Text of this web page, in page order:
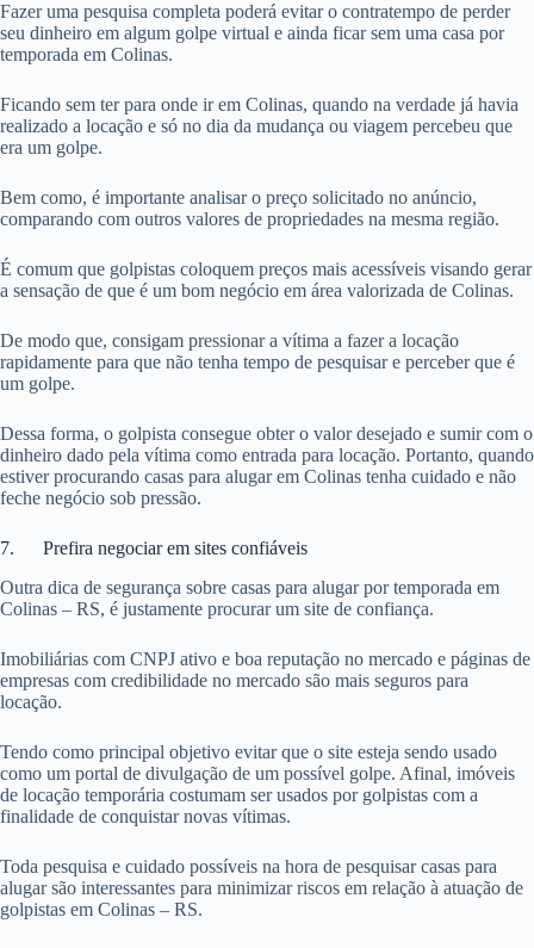
Fazer uma pesquisa completa poderá evitar o contratempo de perder
seu dinheiro em algum golpe virtual e ainda ficar sem uma casa por
temporada em Colinas.
Ficando sem ter para onde ir em Colinas, quando na verdade já havia
realizado a locação e só no dia da mudança ou viagem percebeu que
era um golpe.
Bem como, é importante analisar o preço solicitado no anúncio,
comparando com outros valores de propriedades na mesma região.
É comum que golpistas coloquem preços mais acessíveis visando gerar
a sensação de que é um bom negócio em área valorizada de Colinas.
De modo que, consigam pressionar a vítima a fazer a locação
rapidamente para que não tenha tempo de pesquisar e perceber que é
um golpe.
Dessa forma, o golpista consegue obter o valor desejado e sumir com o
dinheiro dado pela vítima como entrada para locação. Portanto, quando
estiver procurando casas para alugar em Colinas tenha cuidado e não
feche negócio sob pressão.
7. Prefira negociar em sites confiáveis
Outra dica de segurança sobre casas para alugar por temporada em
Colinas – RS, é justamente procurar um site de confiança.
Imobiliárias com CNPJ ativo e boa reputação no mercado e páginas de
empresas com credibilidade no mercado são mais seguros para
locação.
Tendo como principal objetivo evitar que o site esteja sendo usado
como um portal de divulgação de um possível golpe. Afinal, imóveis
de locação temporária costumam ser usados por golpistas com a
finalidade de conquistar novas vítimas.
Toda pesquisa e cuidado possíveis na hora de pesquisar casas para
alugar são interessantes para minimizar riscos em relação à atuação de
golpistas em Colinas – RS.